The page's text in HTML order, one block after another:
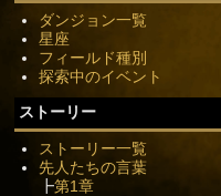
ダンジョン一覧
星座
フィールド種別
探索中のイベント
ストーリー
ストーリー一覧
先人たちの言葉
┣第1章